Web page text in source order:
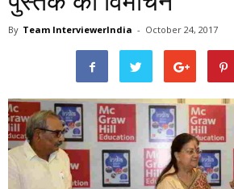
By Team InterviewerIndia - October 24, 2017